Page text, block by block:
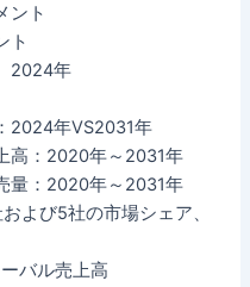
ント
ト
2024年
2024年VS2031年
高：2020年～2031年
量：2020年～2031年
よび5社の市場シェア、
バル売上高